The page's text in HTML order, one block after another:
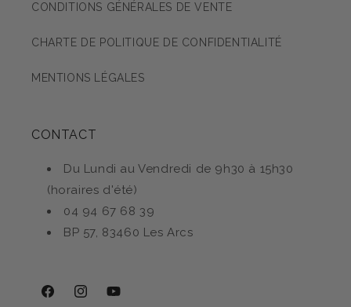
CONDITIONS GÉNÉRALES DE VENTE
CHARTE DE POLITIQUE DE CONFIDENTIALITÉ
MENTIONS LÉGALES
CONTACT
Du Lundi au Vendredi de 9h30 à 15h30
(horaires d'été)
04 94 67 68 39
BP 57, 83460 Les Arcs
FacebookInstagramYouTube